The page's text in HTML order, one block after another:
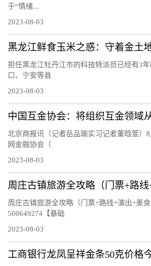
于“情绪...
2023-08-03
担任黑龙江牡丹江市的科技特派员已经有3
口、宁安等县
2023-08-03
北京商报讯（记者岳品瑜实习记者董晗萱）
网金融协会（
2023-08-03
周庄古镇旅游全攻略（门票+路线
周庄古镇旅游全攻略（门票+路线+演出+美食
500649274【基础
2023-08-03